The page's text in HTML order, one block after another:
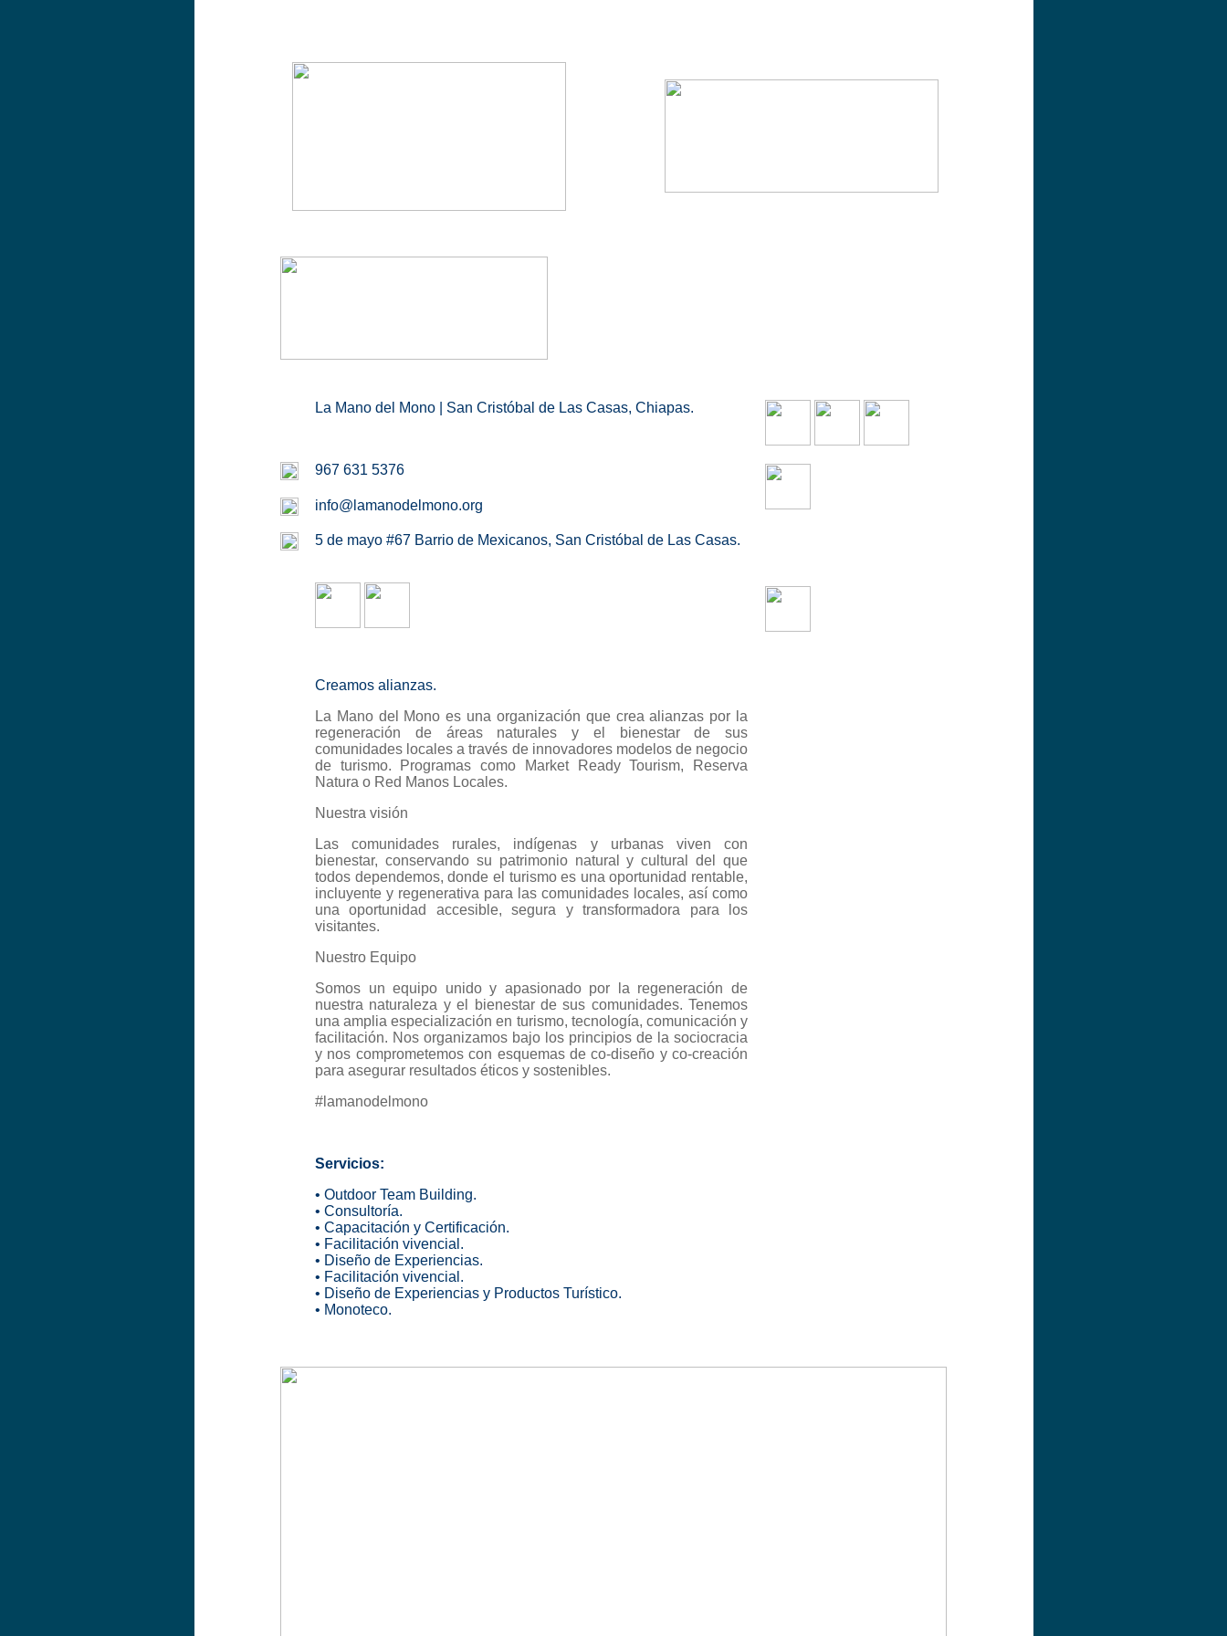
La Mano del Mono | San Cristóbal de Las Casas, Chiapas.
967 631 5376
info@lamanodelmono.org
5 de mayo #67 Barrio de Mexicanos, San Cristóbal de Las Casas.
Creamos alianzas.
La Mano del Mono es una organización que crea alianzas por la
regeneración de áreas naturales y el bienestar de sus
comunidades locales a través de innovadores modelos de negocio
de turismo. Programas como Market Ready Tourism, Reserva
Natura o Red Manos Locales.
Nuestra visión
Las comunidades rurales, indígenas y urbanas viven con
bienestar, conservando su patrimonio natural y cultural del que
todos dependemos, donde el turismo es una oportunidad rentable,
incluyente y regenerativa para las comunidades locales, así como
una oportunidad accesible, segura y transformadora para los
visitantes.
Nuestro Equipo
Somos un equipo unido y apasionado por la regeneración de
nuestra naturaleza y el bienestar de sus comunidades. Tenemos
una amplia especialización en turismo, tecnología, comunicación y
facilitación. Nos organizamos bajo los principios de la sociocracia
y nos comprometemos con esquemas de co-diseño y co-creación
para asegurar resultados éticos y sostenibles.
#lamanodelmono
Servicios:
• Outdoor Team Building.
• Consultoría.
• Capacitación y Certificación.
• Facilitación vivencial .
• Diseño de Experiencias.
• Facilitación vivencial.
• Diseño de Experiencias y Productos Turístico.
• Monoteco.